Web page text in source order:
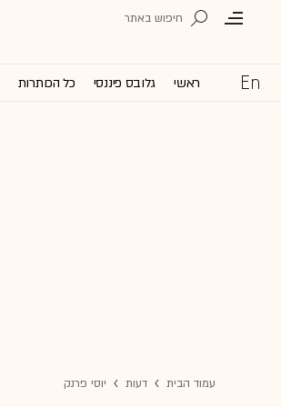
ראשי גלובס פיננסי כל הכותרות
עמוד הבית דעות יוסי פרנק